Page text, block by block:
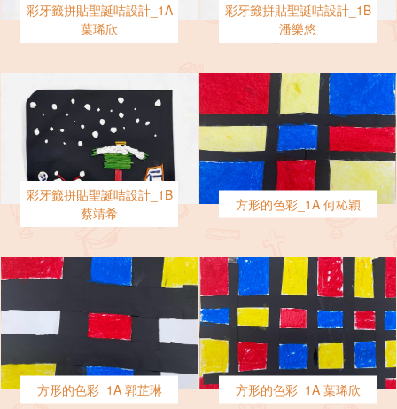
彩牙籤拼貼聖誕咭設計_1A
葉琋欣
彩牙籤拼貼聖誕咭設計_1B
潘樂悠
彩牙籤拼貼聖誕咭設計_1B
蔡靖希
方形的色彩_1A 何杺穎
方形的色彩_1A 郭芷琳 方形的色彩_1A 葉琋欣